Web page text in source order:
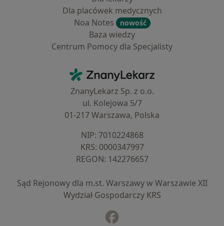
Dla placówek medycznych
Noa Notes
nowość
Baza wiedzy
Centrum Pomocy dla Specjalisty
ZnanyLekarz - Strona główna
ZnanyLekarz Sp. z o.o.
ul. Kolejowa 5/7
01-217 Warszawa, Polska
NIP: ⁠7010224868
KRS: ⁠0000347997
REGON: ⁠142276657
Sąd Rejonowy dla m.st. Warszawy w Warszawie XII
Wydział Gospodarczy KRS